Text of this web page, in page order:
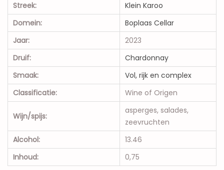
Streek:
Klein Karoo
Domein:
Boplaas Cellar
Jaar:
2023
Druif:
Chardonnay
Smaak:
Vol, rijk en complex
Classificatie:
Wine of Origen
Wijn/spijs:
asperges, salades,
zeevruchten
Alcohol:
13.46
Inhoud:
0,75